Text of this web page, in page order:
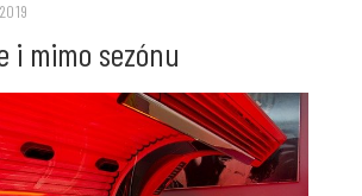
i mimo sezónu